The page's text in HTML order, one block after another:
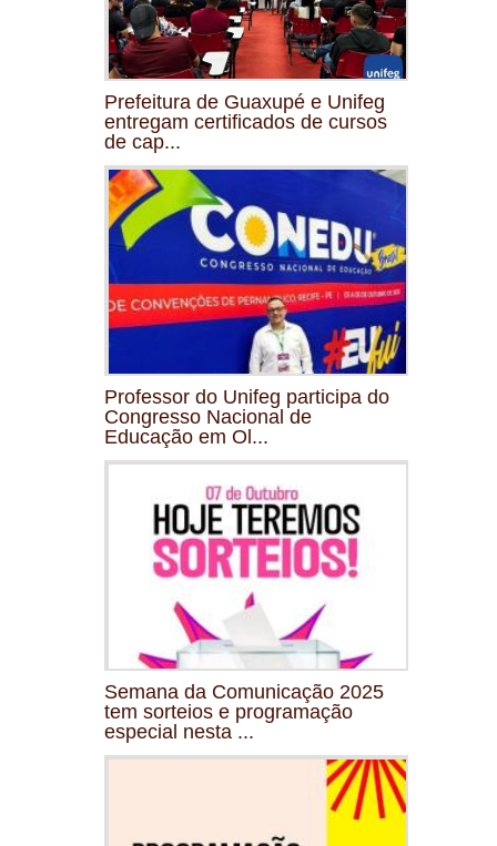
Prefeitura de Guaxupé e Unifeg
entregam certificados de cursos
de cap...
Professor do Unifeg participa do
Congresso Nacional de
Educação em Ol...
Semana da Comunicação 2025
tem sorteios e programação
especial nesta ...